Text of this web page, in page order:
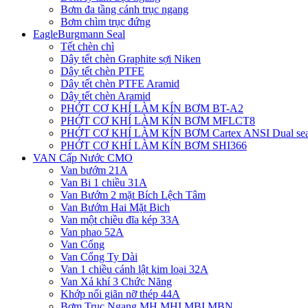
Bơm đa tầng cánh trục ngang
Bơm chìm trục đứng
EagleBurgmann Seal
Tết chèn chì
Dây tết chèn Graphite sợi Niken
Dây tết chèn PTFE
Dây tết chèn PTFE Aramid
Dây tết chèn Aramid
PHỚT CƠ KHÍ LÀM KÍN BƠM BT-A2
PHỚT CƠ KHÍ LÀM KÍN BƠM MFLCT8
PHỚT CƠ KHÍ LÀM KÍN BƠM Cartex ANSI Dual
PHỚT CƠ KHÍ LÀM KÍN BƠM SHI366
VAN Cấp Nước CMO
Van bướm 21A
Van Bi 1 chiều 31A
Van Bướm 2 mặt Bích Lệch Tâm
Van Bướm Hai Mặt Bich
Van một chiều đĩa kép 33A
Van phao 52A
Van Cổng
Van Cổng Ty Dài
Van 1 chiều cánh lật kim loại 32A
Van Xả khí 3 Chức Năng
Khớp nối giãn nỡ thép 44A